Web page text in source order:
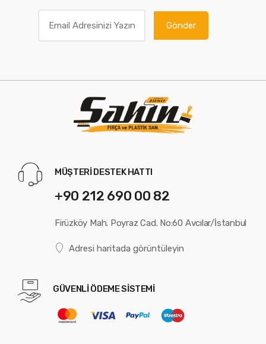
Gönder
MÜŞTERİ DESTEK HATTI
+90 212 690 00 82
Firüzköy Mah. Poyraz Cad. No:60 Avcılar/İstanbul
Adresi haritada görüntüleyin
GÜVENLİ ÖDEME SİSTEMİ